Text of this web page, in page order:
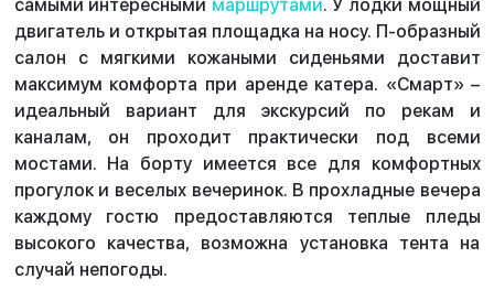
самыми интересными маршрутами. У лодки мощный
двигатель и открытая площадка на носу. П-образный
салон с мягкими кожаными сиденьями доставит
максимум комфорта при аренде катера. «Смарт» –
идеальный вариант для экскурсий по рекам и
каналам, он проходит практически под всеми
мостами. На борту имеется все для комфортных
прогулок и веселых вечеринок. В прохладные вечера
каждому гостю предоставляются теплые пледы
высокого качества, возможна установка тента на
случай непогоды.